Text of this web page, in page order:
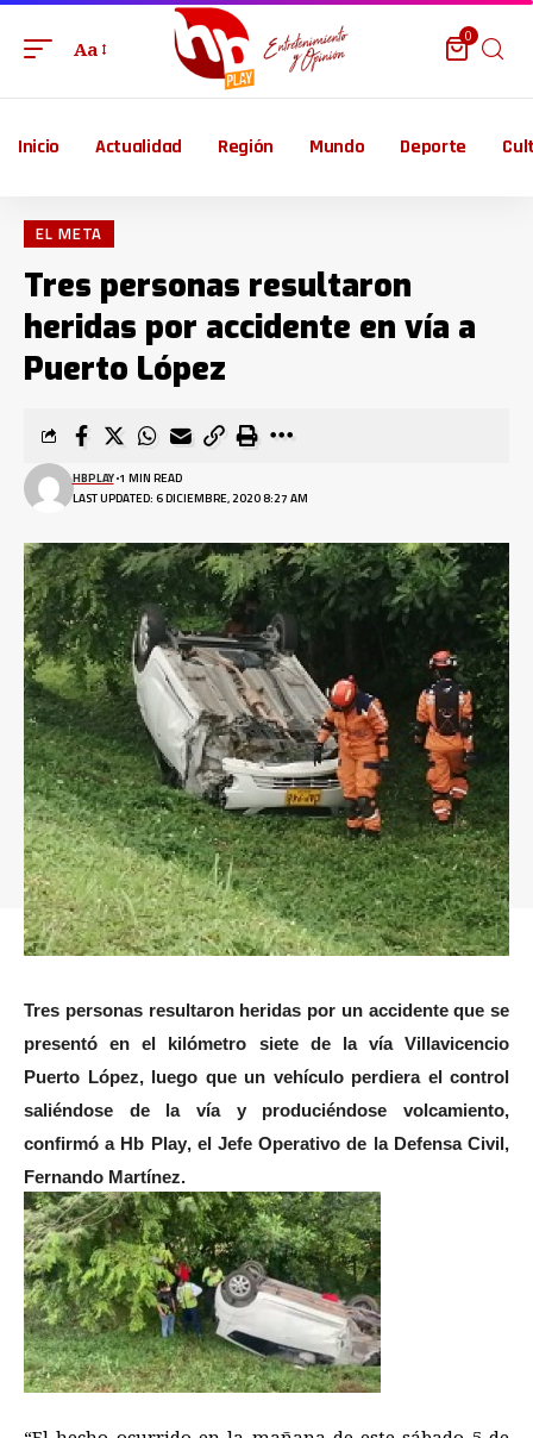
Aa
0
Inicio Actualidad Región Mundo Deporte
EL META
Tres personas resultaron
heridas por accidente en vía a
Puerto López
LAST UPDATED: 6 DICIEMBRE, 2020 8:27 AM
HBPLAY 1 MIN READ
Tres personas resultaron heridas por un accidente que se
presentó en el kilómetro siete de la vía Villavicencio
Puerto López, luego que un vehículo perdiera el control
saliéndose de la vía y produciéndose volcamiento,
confirmó a Hb Play, el Jefe Operativo de la Defensa Civil,
Fernando Martínez.